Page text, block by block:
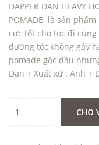
DAPPER DAN HEAVY
POMADE là sản
cực tốt cho tóc đi
dưỡng tóc,không gây
pomade gốc dầu
Dan + Xuất xứ : Anh +
CHO